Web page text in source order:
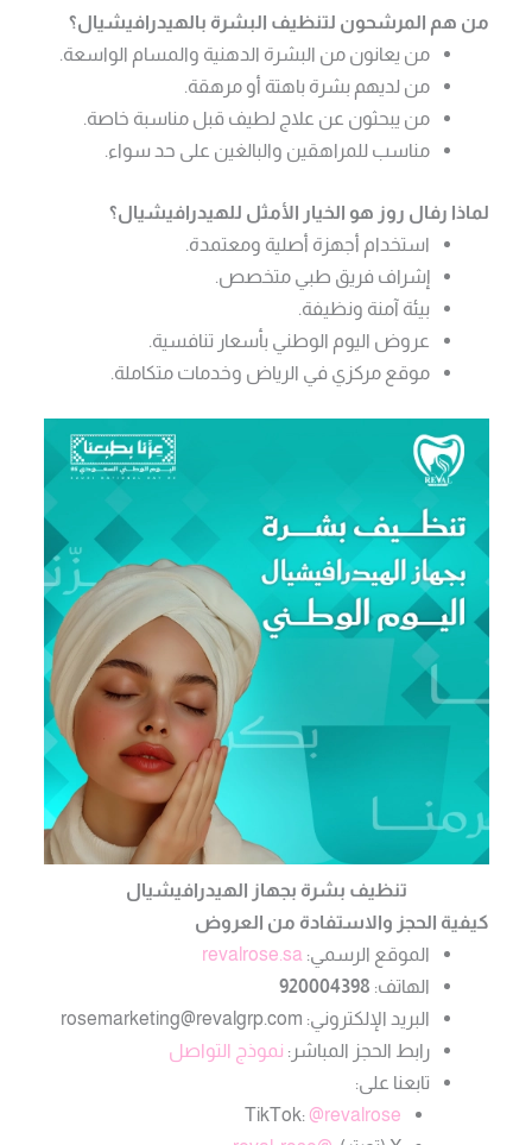
من هم المرشحون لتنظيف البشرة بالهيدرافيشيال؟
من يعانون من البشرة الدهنية والمسام الواسعة.
من لديهم بشرة باهتة أو مرهقة.
من يبحثون عن علاج لطيف قبل مناسبة خاصة.
مناسب للمراهقين والبالغين على حد سواء.
لماذا رفال روز هو الخيار الأمثل للهيدرافيشيال؟
استخدام أجهزة أصلية ومعتمدة.
إشراف فريق طبي متخصص.
بيئة آمنة ونظيفة.
عروض اليوم الوطني بأسعار تنافسية.
موقع مركزي في الرياض وخدمات متكاملة.
تنظيف بشرة بجهاز الهيدرافيشيال
كيفية الحجز والاستفادة من العروض
الموقع الرسمي: revalrose.sa
الهاتف: 920004398
البريد الإلكتروني: rosemarketing@revalgrp.com
رابط الحجز المباشر: نموذج التواصل
تابعنا على:
TikTok: @revalrose